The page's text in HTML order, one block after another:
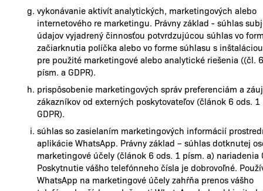
vykonávanie aktivít analytických, marketingových alebo
internetového re marketingu. Právny základ - súhlas
údajov vyjadrený činnosťou potvrdzujúcou súhlas vo
začiarknutia políčka alebo vo forme súhlasu s
pre použité marketingové alebo analytické riešenia ((čl.
písm. a GDPR).
prispôsobenie marketingových správ preferenciám a
zákazníkov od externých poskytovateľov (článok 6 ods. 1
GDPR).
súhlas so zasielaním marketingových informácií
aplikácie WhatsApp. Právny základ – súhlas dotknutej
marketingové účely (článok 6 ods. 1 písm. a) nariadenia
Poskytnutie vášho telefónneho čísla je dobrovoľné.
WhatsApp na marketingové účely zahŕňa prenos vášho